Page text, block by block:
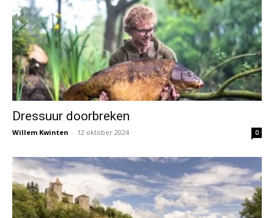
Dressuur doorbreken
Willem Kwinten - 12 oktober 2024 0